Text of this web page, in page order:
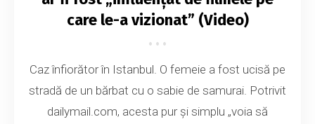
care le-a vizionat” (Video)
Caz înfiorător în Istanbul. O femeie a fost ucisă pe
stradă de un bărbat cu o sabie de samurai. Potrivit
dailymail.com, acesta pur și simplu „voia să